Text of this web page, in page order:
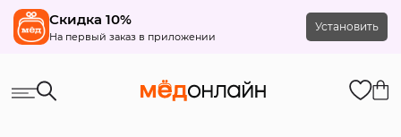
Скидка 10%
На первый заказ в приложении
Установить